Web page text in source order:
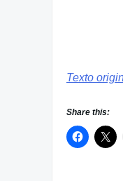
Texto
Share this: